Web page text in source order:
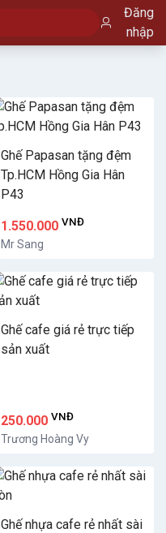
Đăng
nhập
Ghế Papasan tặng đệm
Tp.HCM Hồng Gia Hân
P43
1.550.000 VNĐ
Mr Sang
Ghế cafe giá rẻ trực tiếp
sản xuất
250.000 VNĐ
Trương Hoàng Vy
Ghế nhựa cafe rẻ nhất sài